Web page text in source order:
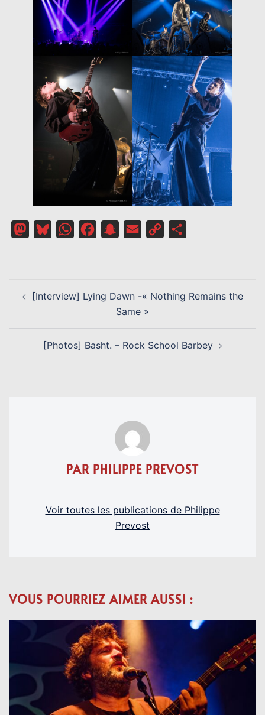
MastodonBlueskyWhatsAppFacebookSnapchat
Email
Copy
D’ARTICLE
[Interview] Lying Dawn -« Nothing Remains the
Same »
[Photos] Basht. – Rock School Barbey
PAR PHILIPPE PREVOST
Voir toutes les publications de Philippe
Prevost
VOUS POURRIEZ AIMER AUSSI :